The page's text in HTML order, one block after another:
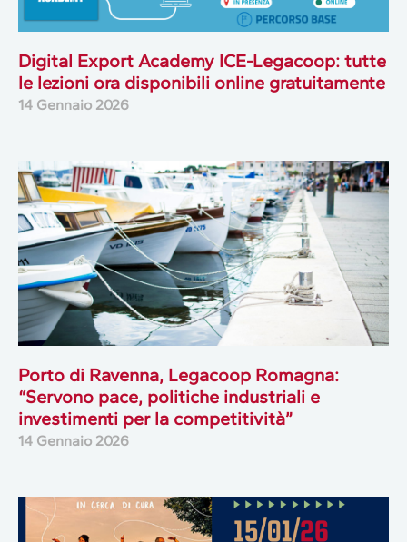
Digital Export Academy ICE-Legacoop: tutte
le lezioni ora disponibili online gratuitamente
14 Gennaio 2026
Porto di Ravenna, Legacoop Romagna:
“Servono pace, politiche industriali e
investimenti per la competitività”
14 Gennaio 2026